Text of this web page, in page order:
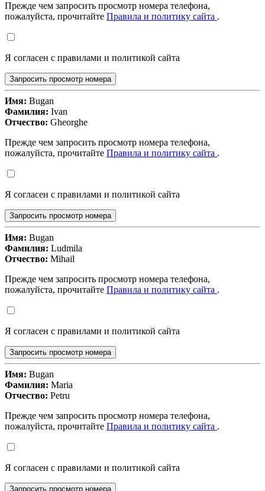
Прежде чем запросить просмотр номера телефона,
пожалуйста, прочитайте Правила и политику сайта .
Я согласен с правилами и политикой сайта
Запросить просмотр номера
Имя: Bugan
Фамилия: Ivan
Отчество: Gheorghe
Прежде чем запросить просмотр номера телефона,
пожалуйста, прочитайте Правила и политику сайта .
Я согласен с правилами и политикой сайта
Запросить просмотр номера
Имя: Bugan
Фамилия: Ludmila
Отчество: Mihail
Прежде чем запросить просмотр номера телефона,
пожалуйста, прочитайте Правила и политику сайта .
Я согласен с правилами и политикой сайта
Запросить просмотр номера
Имя: Bugan
Фамилия: Maria
Отчество: Petru
Прежде чем запросить просмотр номера телефона,
пожалуйста, прочитайте Правила и политику сайта .
Я согласен с правилами и политикой сайта
Запросить просмотр номера